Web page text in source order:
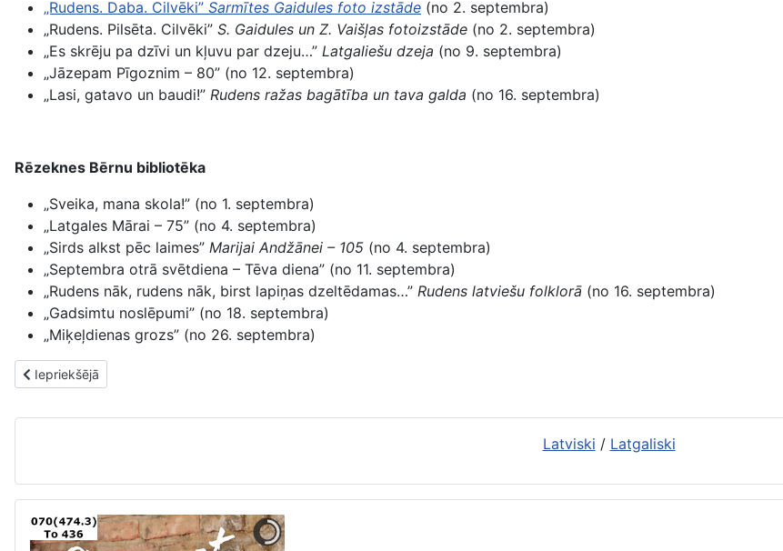
„Rudens. Daba. Cilvēki” Sarmītes Gaidules foto izstāde (no 2. septembra)
„Rudens. Pilsēta. Cilvēki” S. Gaidules un Z. Vaišļas fotoizstāde (no 2. septembra)
„Es skrēju pa dzīvi un kļuvu par dzeju…” Latgaliešu dzeja (no 9. septembra)
„Jāzepam Pīgoznim – 80” (no 12. septembra)
„Lasi, gatavo un baudi!” Rudens ražas bagātība un tava galda (no 16. septembra)
Rēzeknes Bērnu bibliotēka
„Sveika, mana skola!” (no 1. septembra)
„Latgales Mārai – 75” (no 4. septembra)
„Sirds alkst pēc laimes” Marijai Andžānei – 105 (no 4. septembra)
„Septembra otrā svētdiena – Tēva diena” (no 11. septembra)
„Rudens nāk, rudens nāk, birst lapiņas dzeltēdamas…” Rudens latviešu folklorā (no 16. septembra)
„Gadsimtu noslēpumi” (no 18. septembra)
„Miķeļdienas grozs” (no 26. septembra)
Iepriekšējais raksts: Izstādes oktobrī (2014)
Iepriekšējā
Latviski / Latgaliski